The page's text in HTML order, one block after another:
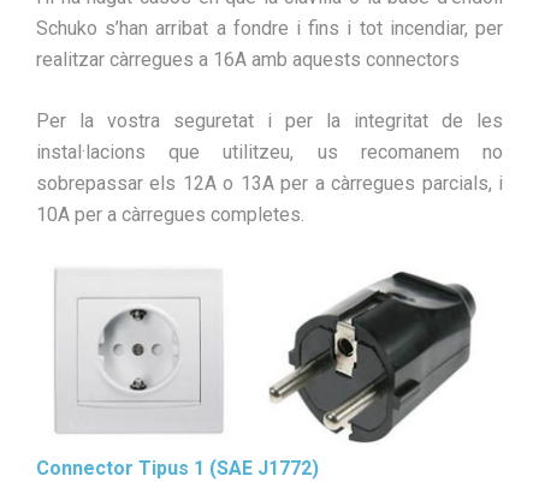
Schuko s’han arribat a fondre i fins i tot incendiar, per
realitzar càrregues a 16A amb aquests connectors
Per la vostra seguretat i per la integritat de les
instal·lacions que utilitzeu, us recomanem no
sobrepassar els 12A o 13A per a càrregues parcials, i
10A per a càrregues completes.
Connector Tipus 1 (SAE J1772)